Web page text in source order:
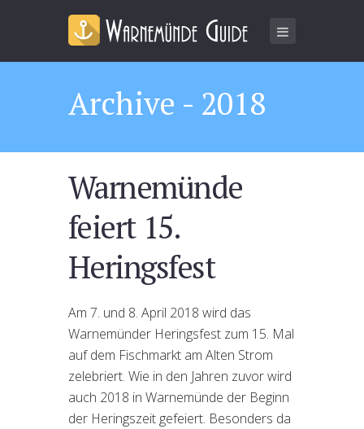
Archive - 2018
Warnemünde
feiert 15.
Heringsfest
Am 7. und 8. April 2018 wird das
Warnemünder Heringsfest zum 15. Mal
auf dem Fischmarkt am Alten Strom
zelebriert. Wie in den Jahren zuvor wird
auch 2018 in Warnemünde der Beginn
der Heringszeit gefeiert. Besonders da